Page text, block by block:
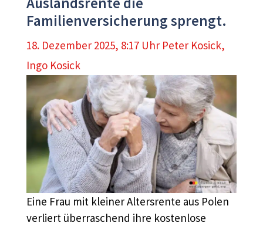
Familienversicherung sprengt.
18. Dezember 2025, 8:17 Uhr Peter Kosick,
Ingo Kosick
Eine Frau mit kleiner Altersrente aus Polen
verliert überraschend ihre kostenlose